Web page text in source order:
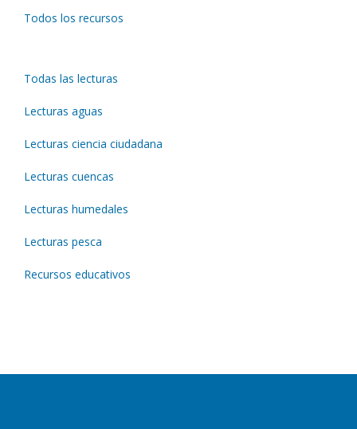
Todos los recursos
Todas las lecturas
Lecturas aguas
Lecturas ciencia ciudadana
Lecturas cuencas
Lecturas humedales
Lecturas pesca
Recursos educativos